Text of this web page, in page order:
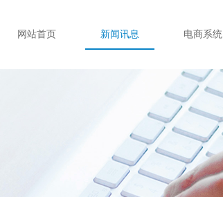
网站首页 新闻讯息 电商系统